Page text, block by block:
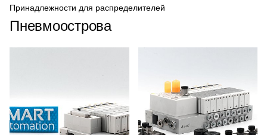
Принадлежности для распределителей
Пневмоострова